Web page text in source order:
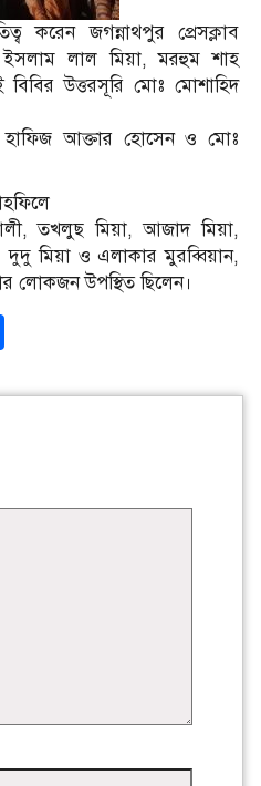
করেন জগন্নাথপুর প্রেসক্লাব
লাল মিয়া, মরহুম শাহ
উত্তরসূরি মোঃ মোশাহিদ
হাফিজ আক্তার হোসেন ও মোঃ
তখলুছ মিয়া, আজাদ মিয়া,
মিয়া ও এলাকার মুরব্বিয়ান,
লোকজন উপস্থিত ছিলেন।